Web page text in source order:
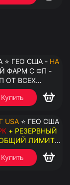
⭐ ГЕО США - НА
ФАРМ С ФП -
ОТ ВСЕХ
Купить
USA ⭐ ГЕО США
+ РЕЗЕРВНЫЙ
ЛИМИТ
-
Купить